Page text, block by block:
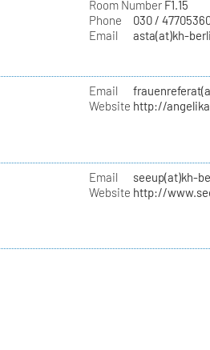
Room NumberF1.15
Phone
030 /
Email
asta(at)kh-
Email
Website http://
Email
seeup(at)kh-
Website http://